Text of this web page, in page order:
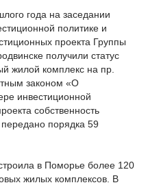
года на заседании
политике и
проекта Группы
получили статус
жилой комплекс на пр.
законом «О
инвестиционной
собственность
порядка 59
в Поморье более 120
жилых комплексов. В